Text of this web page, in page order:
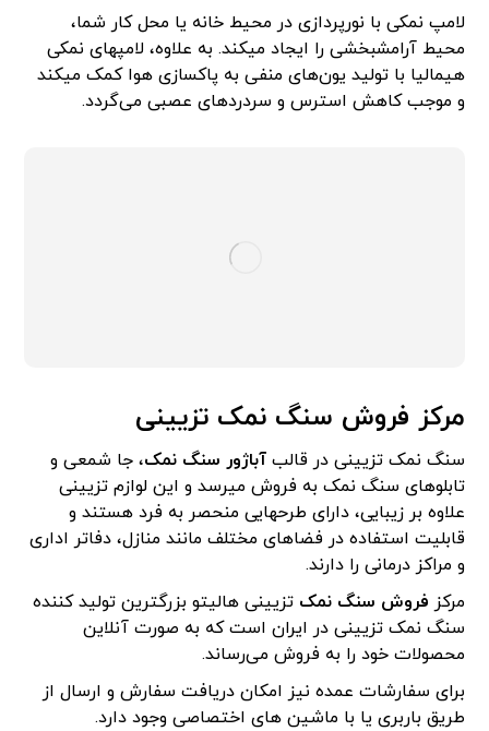
لامپ نمکی با نورپردازی در محیط خانه یا محل کار شما،
محیط آرامش­بخشی را ایجاد می­کند. به علاوه، لامپ­های نمکی
هیمالیا با تولید یون‌های منفی به پاکسازی هوا کمک می­کند
و موجب کاهش استرس و سردردهای عصبی می­‌گردد.
مرکز فروش سنگ نمک تزیینی
سنگ نمک تزیینی در قالبآباژور سنگ نمک، جا شمعی و
تابلوهای سنگ نمک به فروش می­رسد و این لوازم تزیینی
علاوه بر زیبایی، دارای طرح­هایی منحصر به فرد هستند و
قابلیت استفاده در فضاهای مختلف مانند منازل، دفاتر اداری
و مراکز درمانی را دارند.
مرکز فروش سنگ نمک تزیینی هالیتو بزرگترین تولید کننده
سنگ نمک تزیینی در ایران است که به صورت آنلاین
محصولات خود را به فروش می‌رساند.
برای سفارشات عمده نیز امکان دریافت سفارش و ارسال از
طریق باربری یا با ماشین های اختصاصی وجود دارد.